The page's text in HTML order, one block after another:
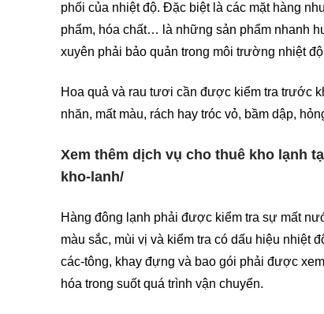
phối của nhiệt độ. Đặc biệt là các mặt hàng
phẩm, hóa chất… là những sản phẩm nhanh
xuyên phải bảo quản trong môi trường nhiệt
Hoa quả và rau tươi cần được kiểm tra trước
nhăn, mất màu, rách hay tróc vỏ, bầm dập,
Xem thêm dịch vụ cho thuê kho lạnh
kho-lanh/
Hàng đông lạnh phải được kiểm tra sự mất
màu sắc, mùi vị và kiểm tra có dấu hiệu nhiệt
các-tông, khay đựng và bao gói phải được
hóa trong suốt quá trình vận chuyển.